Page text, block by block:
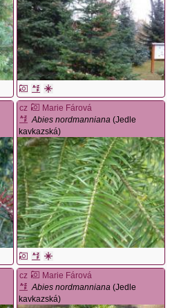
cz
Marie Fárová
Abies nordmanniana (Jedle
kavkazská)
cz
Marie Fárová
Abies nordmanniana (Jedle
kavkazská)